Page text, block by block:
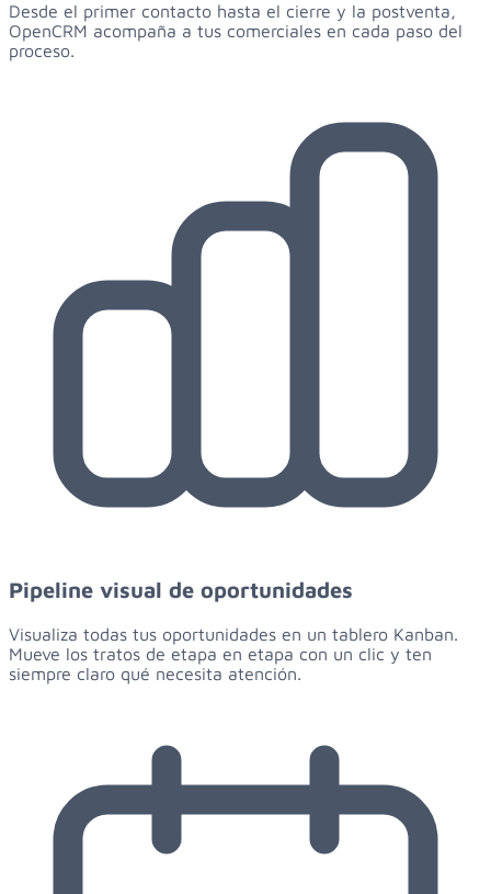
Desde el primer contacto hasta el cierre y la postventa,
OpenCRM acompaña a tus comerciales en cada paso del
proceso.
Pipeline visual de oportunidades
Visualiza todas tus oportunidades en un tablero Kanban.
Mueve los tratos de etapa en etapa con un clic y ten
siempre claro qué necesita atención.